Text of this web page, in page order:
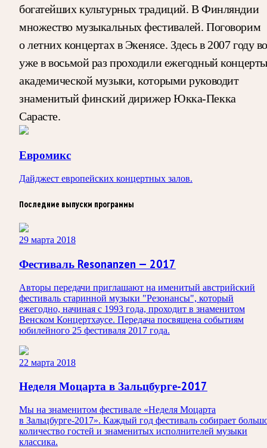
богатейших культурных традиций. В Финляндии
множество музыкальных фестивалей. Поговорим
о летних концертах в Экенясе. Здесь в 2007 году
уже в восьмой раз проходили ежегодный концерты
академической музыки, которыми руководит
знаменитый финский дирижер Юкка-Пекка
Сарасте.
Евромикс
Дайджест европейских концертных залов.
Последние выпуски программы
29 марта 2018
Фестиваль Resonanzen — 2017
Авторы передачи приглашают на именитый австрийский
фестиваль старинной музыки "Резонансы", который
ежегодно, начиная с 1993 года, проходит в знаменитом
Венском Концертхаусе. Передача посвящена событиям
юбилейного 25 фестиваля 2017 года.
22 марта 2018
Неделя Моцарта в Зальцбурге-2017
Мы на знаменитом фестивале «Неделя Моцарта
в Зальцбурге-2017». Каждый год фестиваль собирает
количество гостей и знаменитых исполнителей музыки
классика.